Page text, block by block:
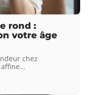
rond :
votre âge
chez
…